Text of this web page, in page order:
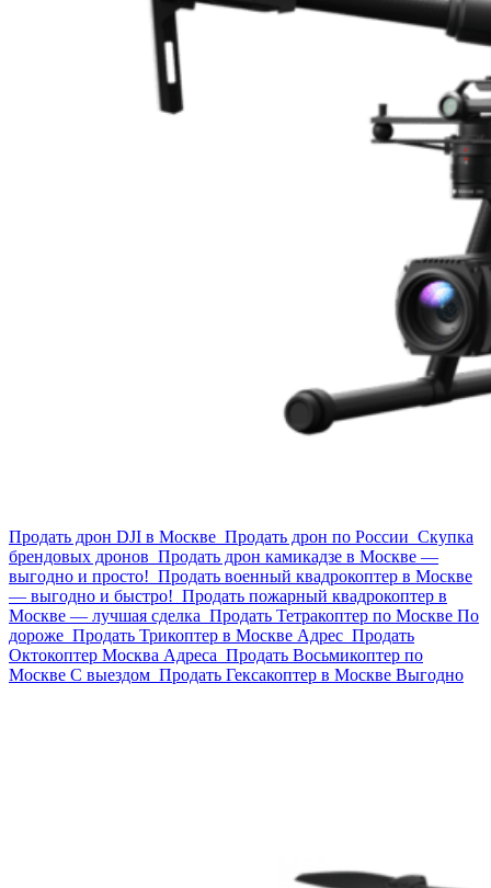
Продать дрон DJI в Москве Продать дрон по России Скупка
брендовых дронов Продать дрон камикадзе в Москве —
выгодно и просто! Продать военный квадрокоптер в Москве
— выгодно и быстро! Продать пожарный квадрокоптер в
Москве — лучшая сделка Продать Тетракоптер по Москве По
дороже Продать Трикоптер в Москве Адрес Продать
Октокоптер Москва Адреса Продать Восьмикоптер по
Москве С выездом Продать Гексакоптер в Москве Выгодно